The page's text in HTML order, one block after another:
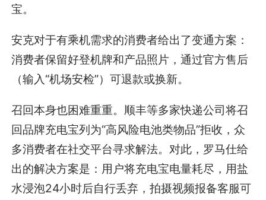
宝。
安克对于有乘机需求的消费者给出了变通方案：
消费者保留好登机牌和产品照片，通过官方售后
（输入“机场安检”）可退款或换新。
召回本身也困难重重。顺丰等多家快递公司将召
回品牌充电宝列为“高风险电池类物品”拒收，众
多消费者在社交平台寻求解法。对此，罗马仕给
出的解决方案是：用户将充电宝电量耗尽，用盐
水浸泡24小时后自行丢弃，拍摄视频报备客服可